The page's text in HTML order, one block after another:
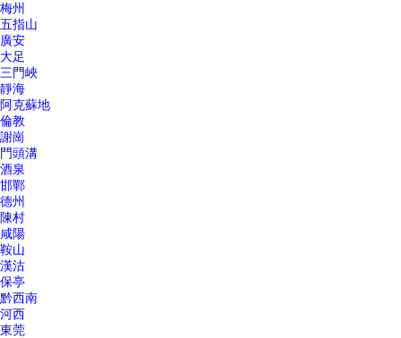
梅州
五指山
廣安
大足
三門峽
靜海
阿克蘇地
倫教
謝崗
門頭溝
酒泉
邯鄲
德州
陳村
咸陽
鞍山
漢沽
保亭
黔西南
河西
東莞